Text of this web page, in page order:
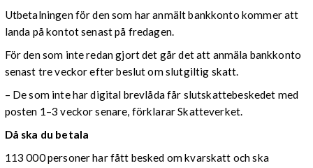
Utbetalningen för den som har anmält bankkonto kommer att
landa på kontot senast på fredagen.
För den som inte redan gjort det går det att anmäla bankkonto
senast tre veckor efter beslut om slutgiltig skatt.
– De som inte har digital brevlåda får slutskattebeskedet med
posten 1–3 veckor senare, förklarar Skatteverket.
Då ska du betala
113 000 personer har fått besked om kvarskatt och ska